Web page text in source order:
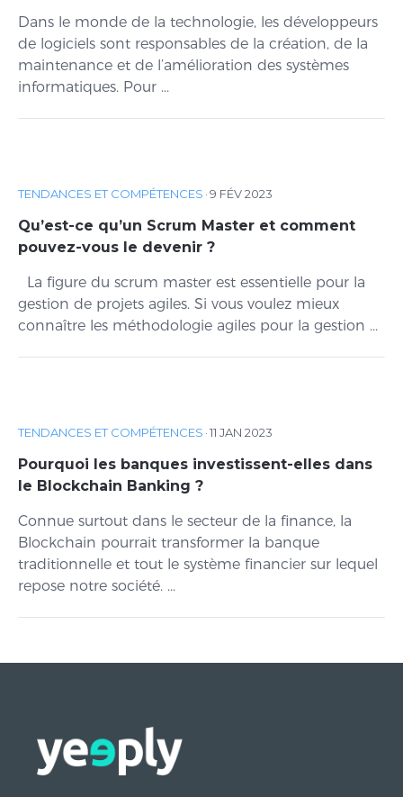
Dans le monde de la technologie, les développeurs
de logiciels sont responsables de la création, de la
maintenance et de l’amélioration des systèmes
informatiques. Pour ...
TENDANCES ET COMPÉTENCES ·9 FÉV 2023
Qu’est-ce qu’un Scrum Master et comment
pouvez-vous le devenir ?
La figure du scrum master est essentielle pour la
gestion de projets agiles. Si vous voulez mieux
connaître les méthodologie agiles pour la gestion ...
TENDANCES ET COMPÉTENCES ·11 JAN 2023
Pourquoi les banques investissent-elles dans
le Blockchain Banking ?
Connue surtout dans le secteur de la finance, la
Blockchain pourrait transformer la banque
traditionnelle et tout le système financier sur lequel
repose notre société. ...